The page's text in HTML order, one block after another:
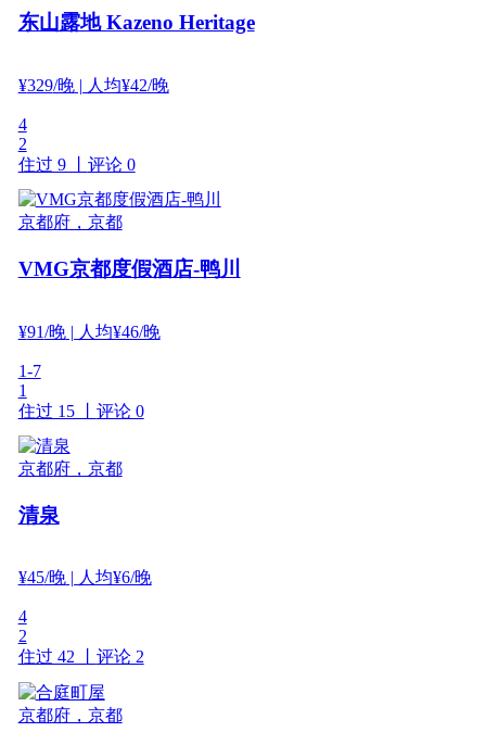
东山露地 Kazeno Heritage
¥329/晚| 人均¥42/晚
4
2
住过 9 丨 评论 0
京都府，京都
VMG京都度假酒店-鸭川
¥91/晚| 人均¥46/晚
1-7
1
住过 15 丨 评论 0
京都府，京都
清泉
¥45/晚| 人均¥6/晚
4
2
住过 42 丨 评论 2
京都府，京都